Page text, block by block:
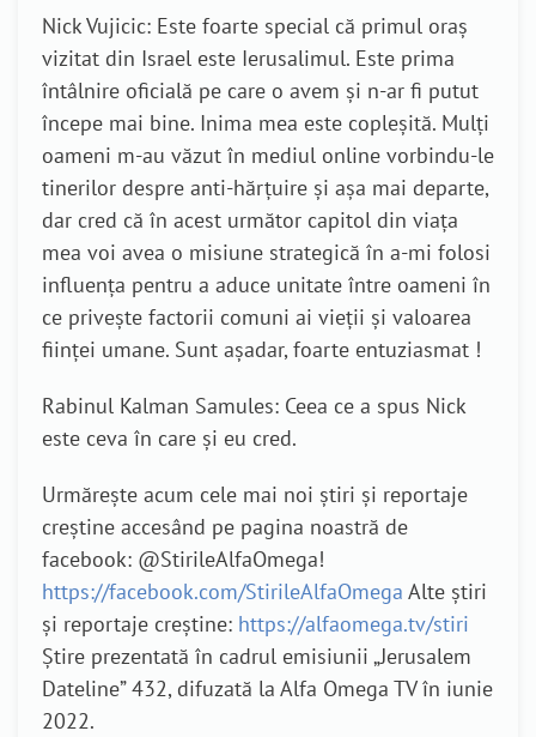
Nick Vujicic: Este foarte special că primul oraș
vizitat din Israel este Ierusalimul. Este prima
întâlnire oficială pe care o avem și n-ar fi putut
începe mai bine. Inima mea este copleșită. Mulți
oameni m-au văzut în mediul online vorbindu-le
tinerilor despre anti-hărțuire și așa mai departe,
dar cred că în acest următor capitol din viața
mea voi avea o misiune strategică în a-mi folosi
influența pentru a aduce unitate între oameni în
ce privește factorii comuni ai vieții și valoarea
ființei umane. Sunt așadar, foarte entuziasmat !
Rabinul Kalman Samules: Ceea ce a spus Nick
este ceva în care și eu cred.
Urmărește acum cele mai noi știri și reportaje
creștine accesând pe pagina noastră de
facebook: @StirileAlfaOmega!
https://facebook.com/StirileAlfaOmega Alte știri
și reportaje creștine: https://alfaomega.tv/stiri
Știre prezentată în cadrul emisiunii „Jerusalem
Dateline” 432, difuzată la Alfa Omega TV în iunie
2022.